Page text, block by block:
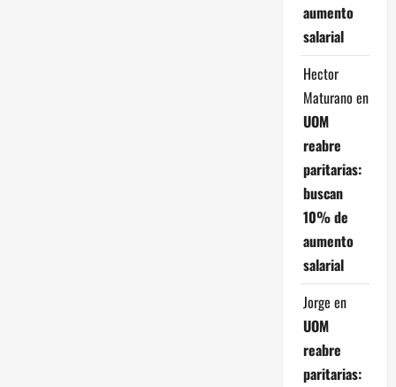
aumento
salarial
Hector
Maturano en
UOM
reabre
paritarias:
buscan
10% de
aumento
salarial
Jorge en
UOM
reabre
paritarias: